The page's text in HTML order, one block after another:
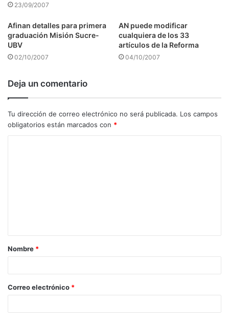
23/09/2007
Afinan detalles para primera
graduación Misión Sucre-
UBV
02/10/2007
AN puede modificar
cualquiera de los 33
artículos de la Reforma
04/10/2007
Deja un comentario
Tu dirección de correo electrónico no será publicada. Los campos
obligatorios están marcados con *
a
r
*
Nombre *
Correo electrónico *